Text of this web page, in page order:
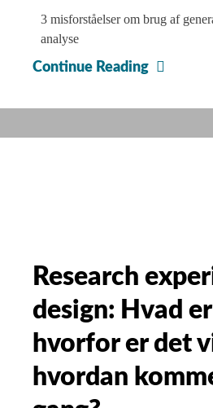
3 misforståelser om brug af
analyse
Continue Reading
Research
design: Hvad
hvorfor er det
hvordan